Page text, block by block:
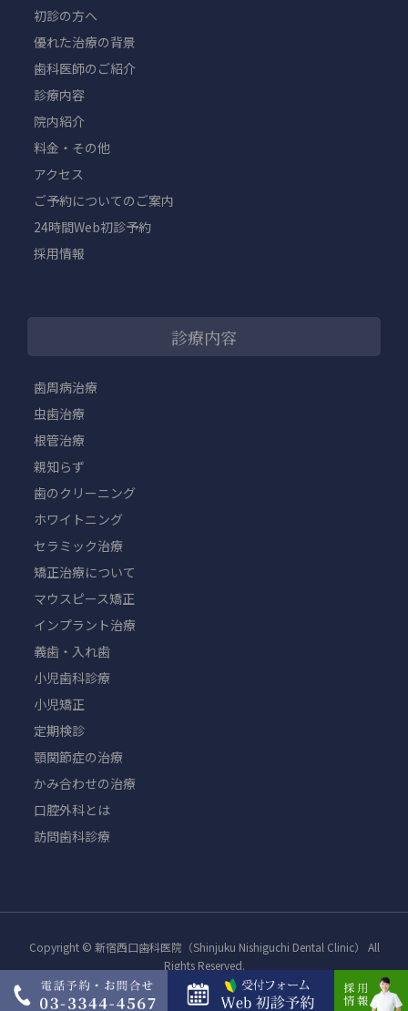
初診の方へ
優れた治療の背景
歯科医師のご紹介
診療内容
院内紹介
料金・その他
アクセス
ご予約についてのご案内
24時間Web初診予約
採用情報
診療内容
歯周病治療
虫歯治療
根管治療
親知らず
歯のクリーニング
ホワイトニング
セラミック治療
矯正治療について
マウスピース矯正
インプラント治療
義歯・入れ歯
小児歯科診療
小児矯正
定期検診
顎関節症の治療
かみ合わせの治療
口腔外科とは
訪問歯科診療
Copyright © 新宿西口歯科医院（Shinjuku Nishiguchi Dental Clinic） All
Rights Reserved.